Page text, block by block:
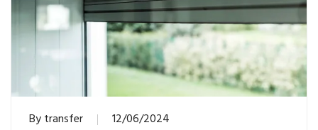
Bytransfer 12/06/2024